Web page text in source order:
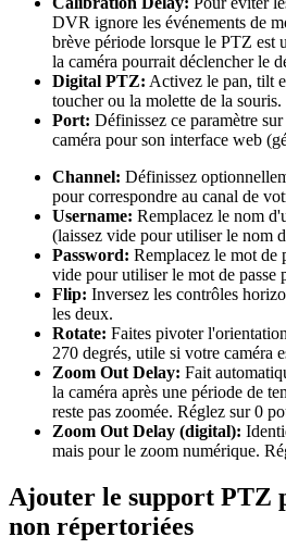
DVR ignore les événements de
brève période lorsque le PTZ est
la caméra pourrait déclencher le
Digital PTZ: Activez le pan, tilt
toucher ou la molette de la souris.
Port: Définissez ce paramètre
caméra pour son interface web
Channel: Définissez
pour correspondre au canal de
Username: Remplacez le nom
(laissez vide pour utiliser le nom
Password: Remplacez le mot de
vide pour utiliser le mot de passe
Flip: Inversez les contrôles
les deux.
Rotate: Faites pivoter
270 degrés, utile si votre caméra
Zoom Out Delay: Fait
la caméra après une période de
reste pas zoomée. Réglez sur 0
Zoom Out Delay (digital):
mais pour le zoom numérique.
Ajouter le support PTZ
non répertoriées